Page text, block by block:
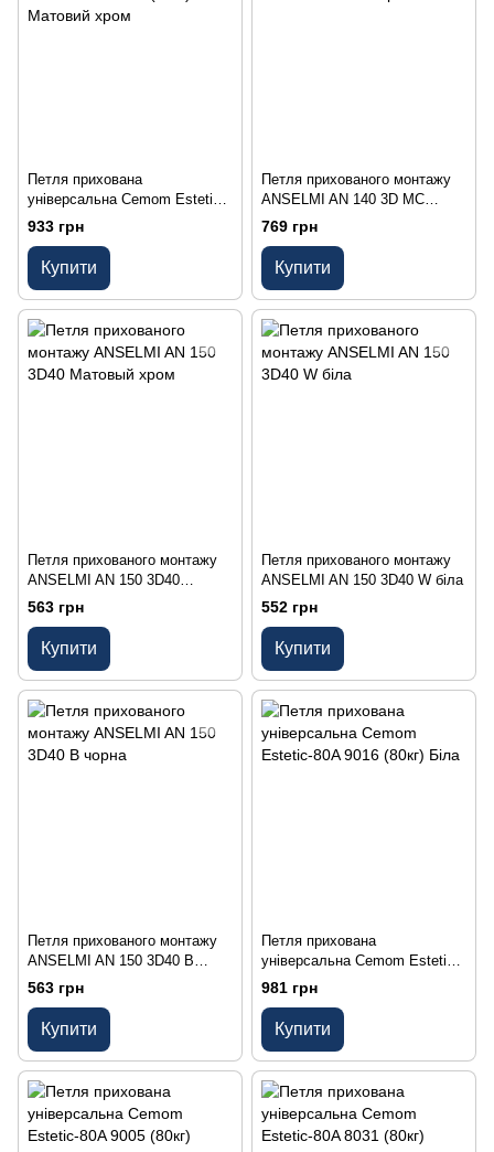
Петля прихована
універсальна Cemom Estetic-
80A 8060 (80кг) Матовий хром
933 грн
Купити
Петля прихованого монтажу
ANSELMI AN 140 3D MC
матовий хром
769 грн
Купити
Петля прихованого монтажу
ANSELMI AN 150 3D40
Матовый хром
563 грн
Купити
Петля прихованого монтажу
ANSELMI AN 150 3D40 W біла
552 грн
Купити
Петля прихованого монтажу
ANSELMI AN 150 3D40 B
чорна
563 грн
Купити
Петля прихована
універсальна Cemom Estetic-
80A 9016 (80кг) Біла
981 грн
Купити